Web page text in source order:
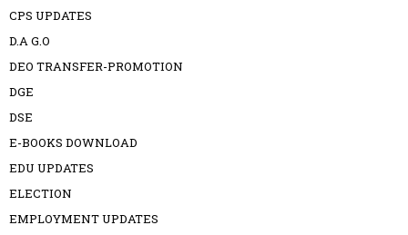
CPS UPDATES
D.A G.O
DEO TRANSFER-PROMOTION
DGE
DSE
E-BOOKS DOWNLOAD
EDU UPDATES
ELECTION
EMPLOYMENT UPDATES